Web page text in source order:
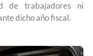
de trabajadores ni
dicho año fiscal.